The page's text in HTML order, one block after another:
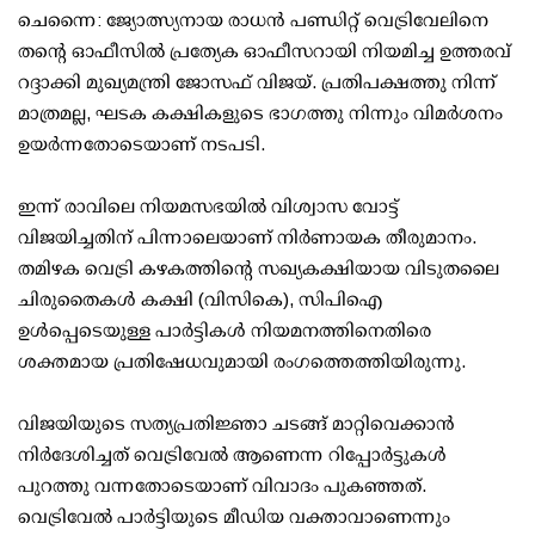
ചെന്നൈ: ജ്യോത്സ്യനായ രാധന്‍ പണ്ഡിറ്റ് വെട്രിവേലിനെ
തന്റെ ഓഫീസില്‍ പ്രത്യേക ഓഫീസറായി നിയമിച്ച ഉത്തരവ്
റദ്ദാക്കി മുഖ്യമന്ത്രി ജോസഫ് വിജയ്. പ്രതിപക്ഷത്തു നിന്ന്
മാത്രമല്ല, ഘടക കക്ഷികളുടെ ഭാഗത്തു നിന്നും വിമര്‍ശനം
ഉയര്‍ന്നതോടെയാണ് നടപടി.
ഇന്ന് രാവിലെ നിയമസഭയില്‍ വിശ്വാസ വോട്ട്
വിജയിച്ചതിന് പിന്നാലെയാണ് നിര്‍ണായക തീരുമാനം.
തമിഴക വെട്രി കഴകത്തിന്റെ സഖ്യകക്ഷിയായ വിടുതലൈ
ചിരുതൈകള്‍ കക്ഷി (വിസികെ), സിപിഐ
ഉള്‍പ്പെടെയുള്ള പാര്‍ട്ടികള്‍ നിയമനത്തിനെതിരെ
ശക്തമായ പ്രതിഷേധവുമായി രംഗത്തെത്തിയിരുന്നു.
വിജയിയുടെ സത്യപ്രതിജ്ഞാ ചടങ്ങ് മാറ്റിവെക്കാന്‍
നിര്‍ദേശിച്ചത് വെട്രിവേല്‍ ആണെന്ന റിപ്പോര്‍ട്ടുകള്‍
പുറത്തു വന്നതോടെയാണ് വിവാദം പുകഞ്ഞത്.
വെട്രിവേല്‍ പാര്‍ട്ടിയുടെ മീഡിയ വക്താവാണെന്നും